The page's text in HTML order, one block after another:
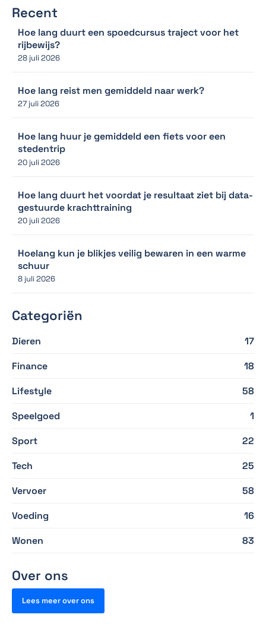
Recent
Hoe lang duurt een spoedcursus traject voor het
rijbewijs?
28 juli 2026
Hoe lang reist men gemiddeld naar werk?
27 juli 2026
Hoe lang huur je gemiddeld een fiets voor een
stedentrip
20 juli 2026
Hoe lang duurt het voordat je resultaat ziet bij data-
gestuurde krachttraining
20 juli 2026
Hoelang kun je blikjes veilig bewaren in een warme
schuur
8 juli 2026
Categoriën
Dieren
17
Finance
18
Lifestyle
58
Speelgoed
1
Sport
22
Tech
25
Vervoer
58
Voeding
16
Wonen
83
Over ons
Lees meer over ons